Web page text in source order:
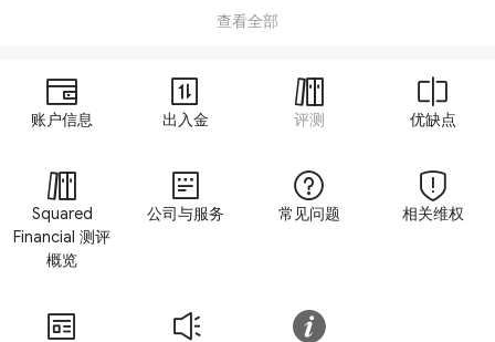
查看全部
账户信息 出入金 评测 优缺点
Squared
Financial 测评
概览
公司与服务 常见问题 相关维权